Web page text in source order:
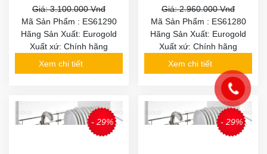
Giá: 3.100.000 Vnđ
Mã Sản Phẩm : ES61290
Hãng Sản Xuất: Eurogold
Xuất xứ: Chính hãng
Xem chi tiết
Giá: 2.960.000 Vnđ
Mã Sản Phẩm : ES61280
Hãng Sản Xuất: Eurogold
Xuất xứ: Chính hãng
Xem chi tiết
- 29% - 29%